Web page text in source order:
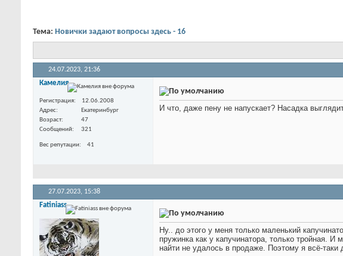
Тема: Новички задают вопросы здесь - 16
24.07.2023, 21:36
Камелия
Регистрация
12.06.2008
Адрес
Екатеринбург
Возраст
47
Сообщений
321
Вес репутации 41
И что, даже пену не напускает? Насадка
27.07.2023, 15:38
Fatiniass
Ну.. до этого у меня только маленький
пружинка как у капучинатора, только тройная. И
найти не удалось в продаже. Поэтому я всё-таки